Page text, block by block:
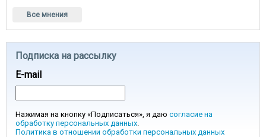
Все мнения
Подписка на рассылку
E-mail
Нажимая на кнопку «Подписаться», я даю согласие на
обработку персональных данных.
Политика в отношении обработки персональных данных